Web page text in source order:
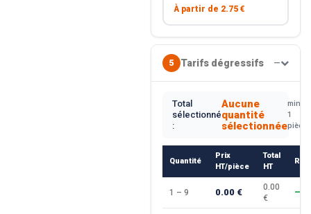
À partir de 2.75 €
5 Tarifs dégressifs —
Total
sélectionné
:
Aucune
quantité
sélectionnée
min.
1
pièce
Quantité
Prix
HT/pièce
Total
HT
1 – 9 0.00 €
0.00
€
—